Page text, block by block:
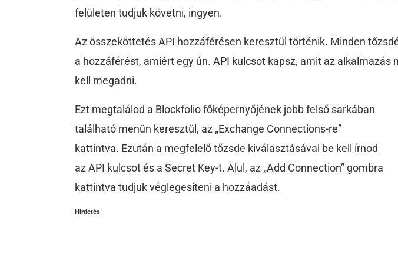
felületen tudjuk követni, ingyen.
Az összeköttetés API hozzáférésen keresztül történik. Minden
a hozzáférést, amiért egy ún. API kulcsot kapsz, amit az alkalmazás
kell megadni.
Ezt megtalálod a Blockfolio főképernyőjének jobb felső sarkában
található menün keresztül, az „Exchange Connections-re”
kattintva. Ezután a megfelelő tőzsde kiválasztásával be kell írnod
az API kulcsot és a Secret Key-t. Alul, az „Add Connection” gombra
kattintva tudjuk véglegesíteni a hozzáadást.
Hirdetés